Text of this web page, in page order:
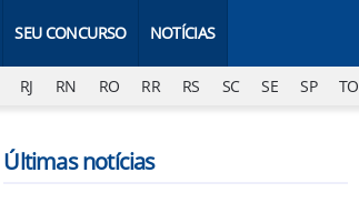
SEU CONCURSO NOTÍCIAS
RJ RN RO RR RS SC SE SP TO
Últimas notícias